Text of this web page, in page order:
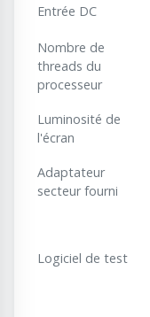
Entrée DC
Nombre de
threads du
processeur
Luminosité de
l'écran
Adaptateur
secteur fourni
Logiciel de test